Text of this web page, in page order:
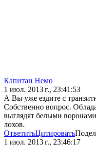
Капитан Немо
1 июл. 2013 г., 23:41:53
А Вы уже ездите с
Собственно вопрос.
выглядят белыми
лохов.
ОтветитьЦитировать
1 июл. 2013 г., 23:46:17